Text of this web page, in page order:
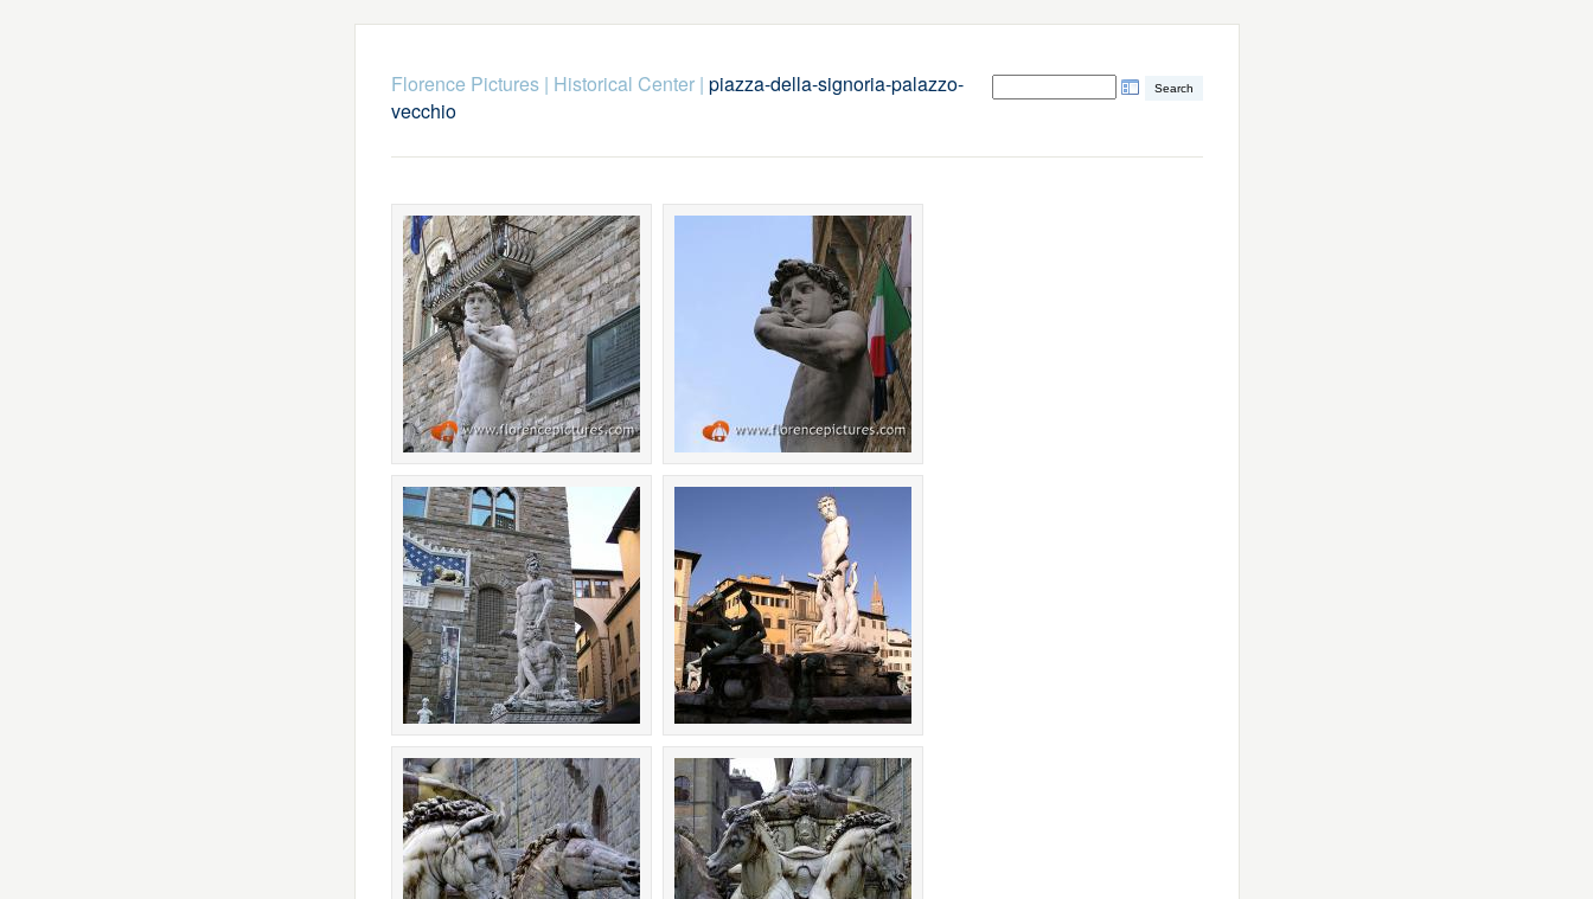
Florence Pictures| Historical Center| piazza-della-signoria-palazzo-
vecchio